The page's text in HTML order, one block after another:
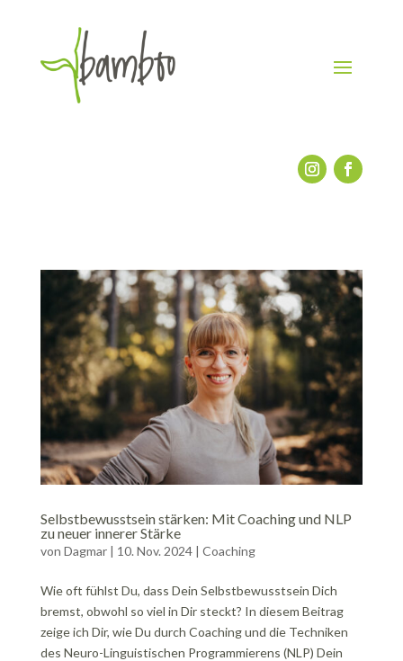
Selbstbewusstsein stärken: Mit Coaching und NLP
zu neuer innerer Stärke
von Dagmar| 10. Nov. 2024| Coaching
Wie oft fühlst Du, dass Dein Selbstbewusstsein Dich
bremst, obwohl so viel in Dir steckt? In diesem Beitrag
zeige ich Dir, wie Du durch Coaching und die Techniken
des Neuro-Linguistischen Programmierens (NLP) Dein